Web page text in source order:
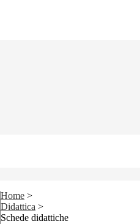
Home >
Didattica >
Schede didattiche